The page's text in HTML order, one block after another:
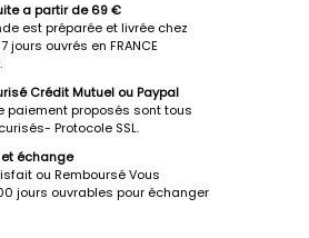
a partir de 69 €
est préparée et livrée chez
jours ouvrés en FRANCE
Crédit Mutuel ou Paypal
paiement proposés sont tous
Protocole SSL.
échange
ou Remboursé Vous
jours ouvrables pour échanger